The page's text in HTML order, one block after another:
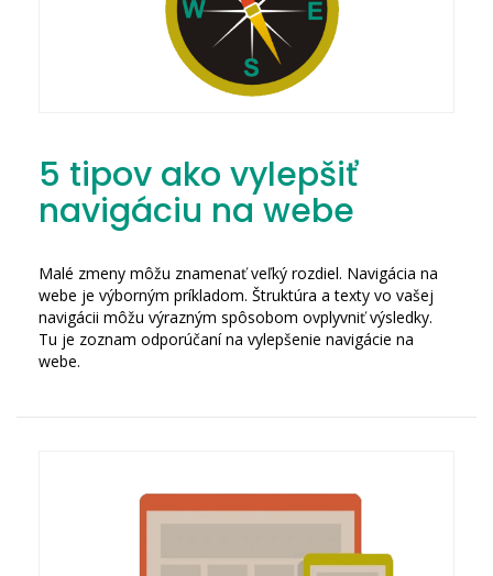
5 tipov ako vylepšiť
navigáciu na webe
Malé zmeny môžu znamenať veľký rozdiel. Navigácia na
webe je výborným príkladom. Štruktúra a texty vo vašej
navigácii môžu výrazným spôsobom ovplyvniť výsledky.
Tu je zoznam odporúčaní na vylepšenie navigácie na
webe.